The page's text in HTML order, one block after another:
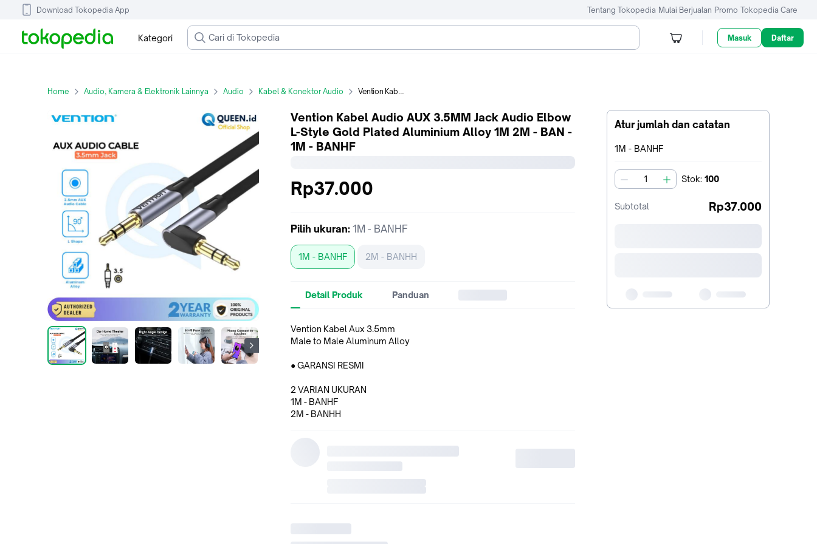
Download Tokopedia App Tentang Tokopedia Mulai Berjualan Promo Tokopedia Care
Kategori Masuk Daftar
Home Audio, Kamera & Elektronik Lainnya Audio Kabel & Konektor Audio Vention Kabel Audio AUX 3.5MM Jack Audio Elbow L-Style Gold Plated Aluminium Alloy 1M 2M - BAN - 1M - BANHF
Atur jumlah dan catatan
Terpilih:
1M - BANHF
jumlah Stok: 100
Subtotal Rp37.000
Vention Kabel Audio AUX 3.5MM Jack Audio Elbow
L-Style Gold Plated Aluminium Alloy 1M 2M - BAN -
1M - BANHF
Rp37.000
Pilih ukuran: 1M - BANHF
1M - BANHF 2M - BANHH
Detail Produk Panduan
Vention Kabel Aux 3.5mm
Male to Male Aluminum Alloy
● GARANSI RESMI
2 VARIAN UKURAN
1M - BANHF
2M - BANHH
Gold Plated